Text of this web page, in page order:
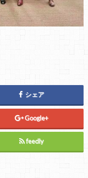
シェア
Google+
feedly